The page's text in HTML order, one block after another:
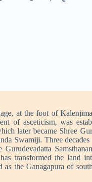
at the foot of
of asceticism, was
later became Shree
Swamiji. Three
transformed the land
the Ganagapura of